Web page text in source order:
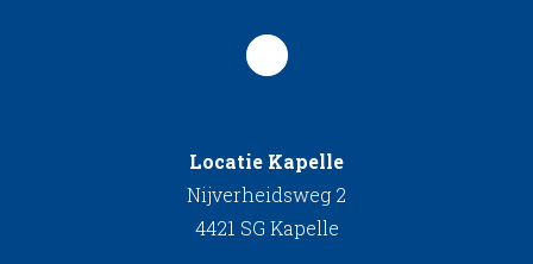
Locatie Kapelle
Nijverheidsweg 2
4421 SG Kapelle